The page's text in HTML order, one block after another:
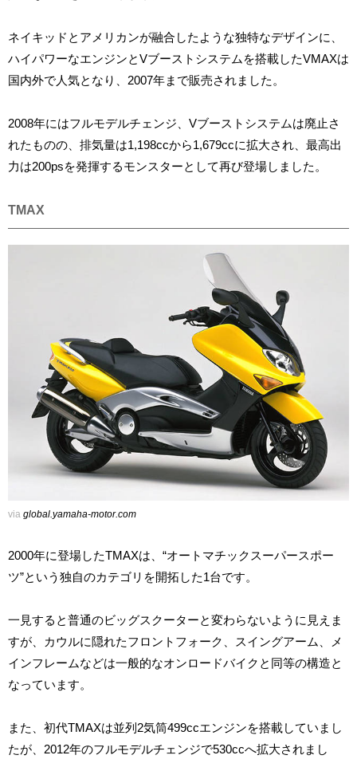
ネイキッドとアメリカンが融合したような独特なデザインに、
ハイパワーなエンジンとVブーストシステムを搭載したVMAXは
国内外で人気となり、2007年まで販売されました。
2008年にはフルモデルチェンジ、Vブーストシステムは廃止さ
れたものの、排気量は1,198ccから1,679ccに拡大され、最高出
力は200psを発揮するモンスターとして再び登場しました。
TMAX
via global.yamaha-motor.com
2000年に登場したTMAXは、“オートマチックスーパースポー
ツ”という独自のカテゴリを開拓した1台です。
一見すると普通のビッグスクーターと変わらないように見えま
すが、カウルに隠れたフロントフォーク、スイングアーム、メ
インフレームなどは一般的なオンロードバイクと同等の構造と
なっています。
また、初代TMAXは並列2気筒499ccエンジンを搭載していまし
たが、2012年のフルモデルチェンジで530ccへ拡大されまし